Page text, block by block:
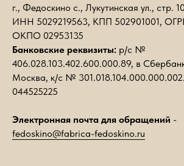
г., Федоскино с., Лукутинская ул., стр. 10
ИНН 5029219563, КПП 502901001,
ОКПО 02953135
Банковские реквизиты: р/с №
406.028.103.402.600.000.89, в
Москва, к/с №
044525225
Электронная почта для обращений -
fedoskino@fabrica-fedoskino.ru